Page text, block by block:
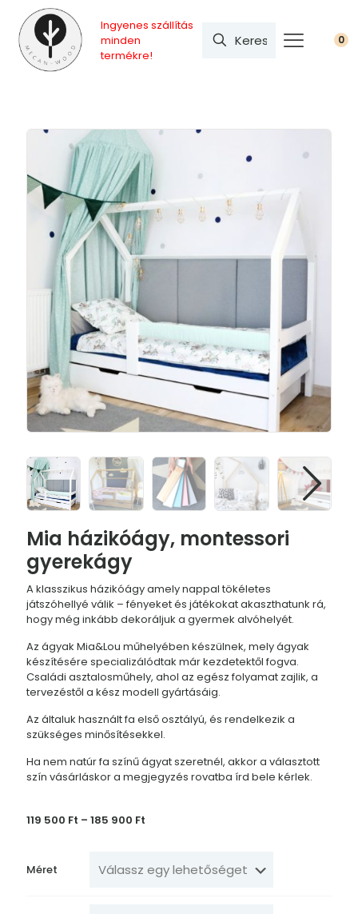
Ingyenes szállítás
minden
termékre!
0
Mia házikóágy, montessori
gyerekágy
A klasszikus házikóágy amely nappal tökéletes
játszóhellyé válik – fényeket és játékokat akaszthatunk rá,
hogy még inkább dekoráljuk a gyermek alvóhelyét.
Az ágyak Mia&Lou műhelyében készülnek, mely ágyak
készítésére specializálódtak már kezdetektől fogva.
Családi asztalosműhely, ahol az egész folyamat zajlik, a
tervezéstől a kész modell gyártásáig.
Az általuk használt fa első osztályú, és rendelkezik a
szükséges minősítésekkel.
Ha nem natúr fa színű ágyat szeretnél, akkor a választott
szín vásárláskor a megjegyzés rovatba írd bele kérlek.
119 500 Ft – 185 900 Ft
-
185
Méret